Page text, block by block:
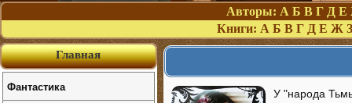
Авторы: А Б В Г Д Е
Книги: А Б В Г Д Е Ж З
У "народа
Главная
Фантастика